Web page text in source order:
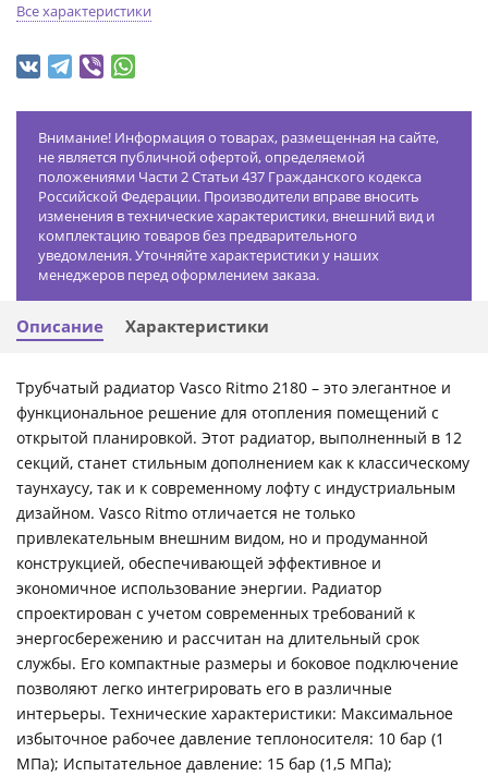
Все характеристики
Внимание! Информация о товарах, размещенная на сайте,
не является публичной офертой, определяемой
положениями Части 2 Статьи 437 Гражданского кодекса
Российской Федерации. Производители вправе вносить
изменения в технические характеристики, внешний вид и
комплектацию товаров без предварительного
уведомления. Уточняйте характеристики у наших
менеджеров перед оформлением заказа.
Описание Характеристики
Трубчатый радиатор Vasco Ritmo 2180 – это элегантное и
функциональное решение для отопления помещений с
открытой планировкой. Этот радиатор, выполненный в 12
секций, станет стильным дополнением как к классическому
таунхаусу, так и к современному лофту с индустриальным
дизайном. Vasco Ritmo отличается не только
привлекательным внешним видом, но и продуманной
конструкцией, обеспечивающей эффективное и
экономичное использование энергии. Радиатор
спроектирован с учетом современных требований к
энергосбережению и рассчитан на длительный срок
службы. Его компактные размеры и боковое подключение
позволяют легко интегрировать его в различные
интерьеры. Технические характеристики: Максимальное
избыточное рабочее давление теплоносителя: 10 бар (1
МПа); Испытательное давление: 15 бар (1,5 МПа);